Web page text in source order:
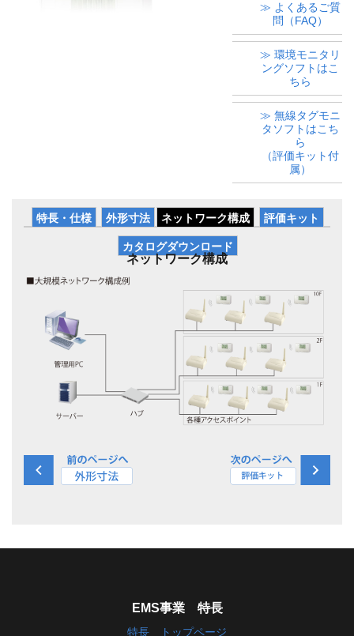
≫ よくあるご質
問（FAQ）
≫ 環境モニタリ
ングソフトはこ
ちら
≫ 無線タグモニ
タソフトはこち
ら
（評価キット付
属）
特長・仕様 外形寸法 ネットワーク構成 評価キット
カタログダウンロード
ネットワーク構成
EMS事業 特長
特長 トップページ